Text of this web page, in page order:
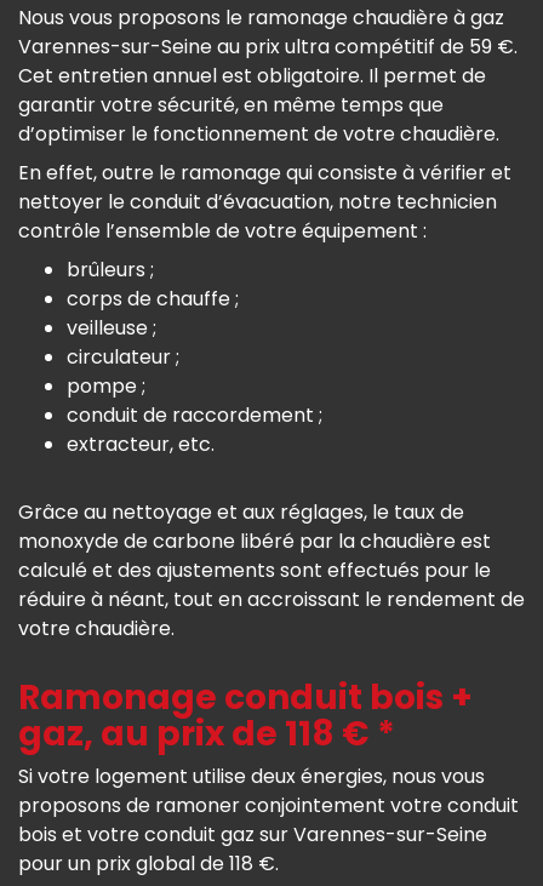
Nous vous proposons le ramonage chaudière à gaz
Varennes-sur-Seine au prix ultra compétitif de 59 €.
Cet entretien annuel est obligatoire. Il permet de
garantir votre sécurité, en même temps que
d’optimiser le fonctionnement de votre chaudière.
En effet, outre le ramonage qui consiste à vérifier et
nettoyer le conduit d’évacuation, notre technicien
contrôle l’ensemble de votre équipement :
brûleurs ;
corps de chauffe ;
veilleuse ;
circulateur ;
pompe ;
conduit de raccordement ;
extracteur, etc.
Grâce au nettoyage et aux réglages, le taux de
monoxyde de carbone libéré par la chaudière est
calculé et des ajustements sont effectués pour le
réduire à néant, tout en accroissant le rendement de
votre chaudière.
Ramonage conduit bois +
gaz, au prix de 118 € *
Si votre logement utilise deux énergies, nous vous
proposons de ramoner conjointement votre conduit
bois et votre conduit gaz sur Varennes-sur-Seine
pour un prix global de 118 €.